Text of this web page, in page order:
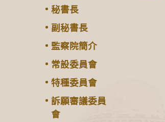
秘書長
副秘書長
監察院簡介
常設委員會
特種委員會
訴願審議委員
會